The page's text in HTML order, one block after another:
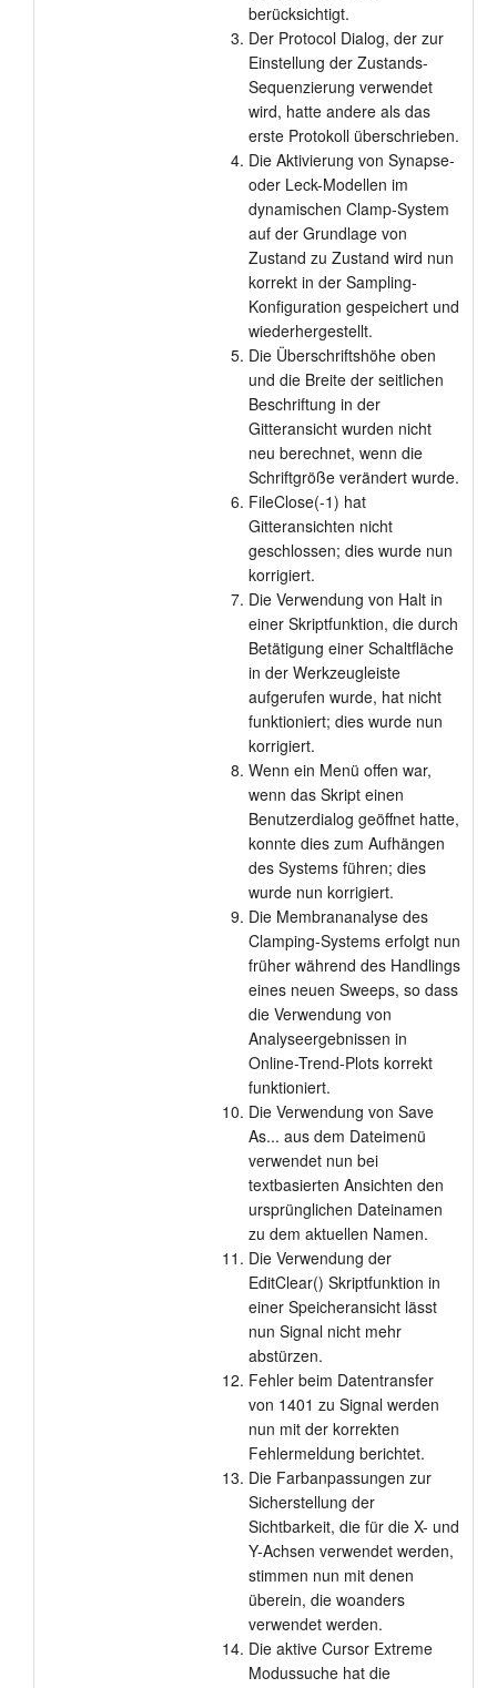
berücksichtigt.
Der Protocol Dialog, der zur
Einstellung der Zustands-
Sequenzierung verwendet
wird, hatte andere als das
erste Protokoll überschrieben.
Die Aktivierung von Synapse-
oder Leck-Modellen im
dynamischen Clamp-System
auf der Grundlage von
Zustand zu Zustand wird nun
korrekt in der Sampling-
Konfiguration gespeichert und
wiederhergestellt.
Die Überschriftshöhe oben
und die Breite der seitlichen
Beschriftung in der
Gitteransicht wurden nicht
neu berechnet, wenn die
Schriftgröße verändert wurde.
FileClose(-1) hat
Gitteransichten nicht
geschlossen; dies wurde nun
korrigiert.
Die Verwendung von Halt in
einer Skriptfunktion, die durch
Betätigung einer Schaltfläche
in der Werkzeugleiste
aufgerufen wurde, hat nicht
funktioniert; dies wurde nun
korrigiert.
Wenn ein Menü offen war,
wenn das Skript einen
Benutzerdialog geöffnet hatte,
konnte dies zum Aufhängen
des Systems führen; dies
wurde nun korrigiert.
Die Membrananalyse des
Clamping-Systems erfolgt nun
früher während des Handlings
eines neuen Sweeps, so dass
die Verwendung von
Analyseergebnissen in
Online-Trend-Plots korrekt
funktioniert.
Die Verwendung von Save
As... aus dem Dateimenü
verwendet nun bei
textbasierten Ansichten den
ursprünglichen Dateinamen
zu dem aktuellen Namen.
Die Verwendung der
EditClear() Skriptfunktion in
einer Speicheransicht lässt
nun Signal nicht mehr
abstürzen.
Fehler beim Datentransfer
von 1401 zu Signal werden
nun mit der korrekten
Fehlermeldung berichtet.
Die Farbanpassungen zur
Sicherstellung der
Sichtbarkeit, die für die X- und
Y-Achsen verwendet werden,
stimmen nun mit denen
überein, die woanders
verwendet werden.
Die aktive Cursor Extreme
Modussuche hat die